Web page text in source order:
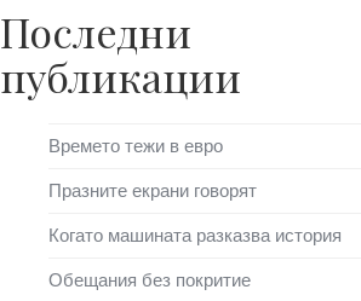
Последни
публикации
Времето тежи в евро
Празните екрани говорят
Когато машината разказва история
Обещания без покритие